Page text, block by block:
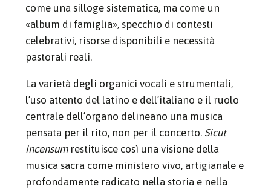
come una silloge sistematica, ma come un
«album di famiglia», specchio di contesti
celebrativi, risorse disponibili e necessità
pastorali reali.
La varietà degli organici vocali e strumentali,
l’uso attento del latino e dell’italiano e il ruolo
centrale dell’organo delineano una musica
pensata per il rito, non per il concerto. Sicut
incensumrestituisce così una visione della
musica sacra come ministero vivo, artigianale e
profondamente radicato nella storia e nella